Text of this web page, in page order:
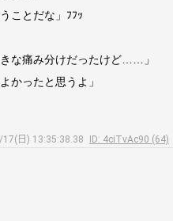
ことだな」ﾌﾌｯ
な痛み分けだったけど……」
かったと思うよ」
日) 13:35:38.38
ID: 4ciTvAc90 (64)